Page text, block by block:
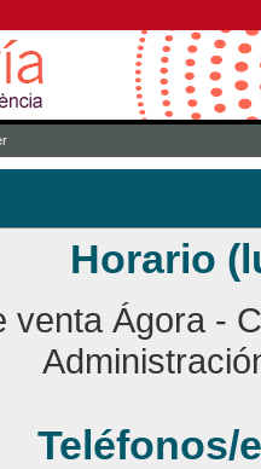
Horario
Ágora -
Teléfonos/